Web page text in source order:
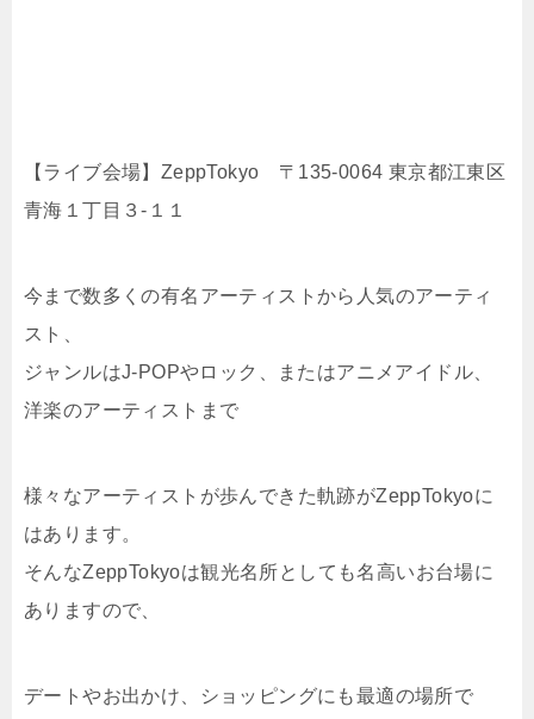
【ライブ会場】ZeppTokyo 〒135-0064 東京都江東区
青海１丁目３-１１
今まで数多くの有名アーティストから人気のアーティ
スト、
ジャンルはJ-POPやロック、またはアニメアイドル、
洋楽のアーティストまで
様々なアーティストが歩んできた軌跡がZeppTokyoに
はあります。
そんなZeppTokyoは観光名所としても名高いお台場に
ありますので、
デートやお出かけ、ショッピングにも最適の場所で